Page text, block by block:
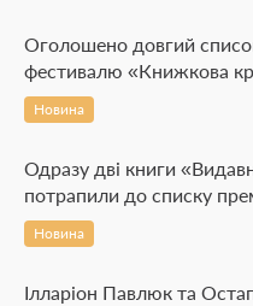
Оголошено довгий
фестивалю «Книжкова
Новина
Одразу дві книги
потрапили до списку
Новина
Ілларіон Павлюк та